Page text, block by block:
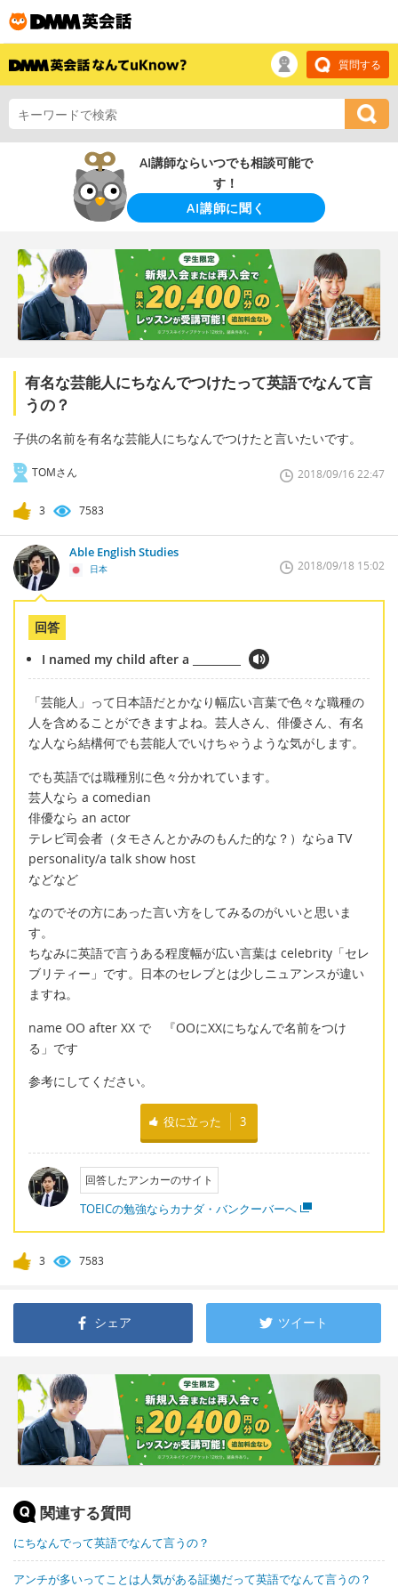
質問する
AI講師ならいつでも相談可能で
す！
AI講師に聞く
有名な芸能人にちなんでつけたって英語でなんて言
うの？
子供の名前を有名な芸能人にちなんでつけたと言いたいです。
TOMさん 2018/09/16 22:47
3 7583
Able English Studies
日本 2018/09/18 15:02
回答
I named my child after a _________
「芸能人」って日本語だとかなり幅広い言葉で色々な職種の
人を含めることができますよね。芸人さん、俳優さん、有名
な人なら結構何でも芸能人でいけちゃうような気がします。
でも英語では職種別に色々分かれています。
芸人なら a comedian
俳優なら an actor
テレビ司会者（タモさんとかみのもんた的な？）ならa TV
personality/a talk show host
などなど
なのでその方にあった言い方をしてみるのがいいと思いま
す。
ちなみに英語で言うある程度幅が広い言葉は celebrity「セレ
ブリティー」です。日本のセレブとは少しニュアンスが違い
ますね。
name OO after XX で 『OOにXXにちなんで名前をつけ
る」です
参考にしてください。
役に立った 3
回答したアンカーのサイト
TOEICの勉強ならカナダ・バンクーバーへ
3 7583
シェア ツイート
関連する質問
にちなんでって英語でなんて言うの？
アンチが多いってことは人気がある証拠だって英語でなんて言うの？